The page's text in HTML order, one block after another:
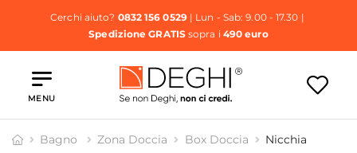
Cerchi aiuto? 0832 156 0529| Lun - Sab: 9.00 - 17.30 |
Spedizione GRATISsopra i 490 euro
MENU
Bagno Zona Doccia Box Doccia Nicchia